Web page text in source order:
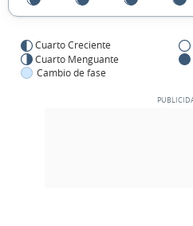
Cuarto Creciente
Cuarto Menguante
Cambio de fase